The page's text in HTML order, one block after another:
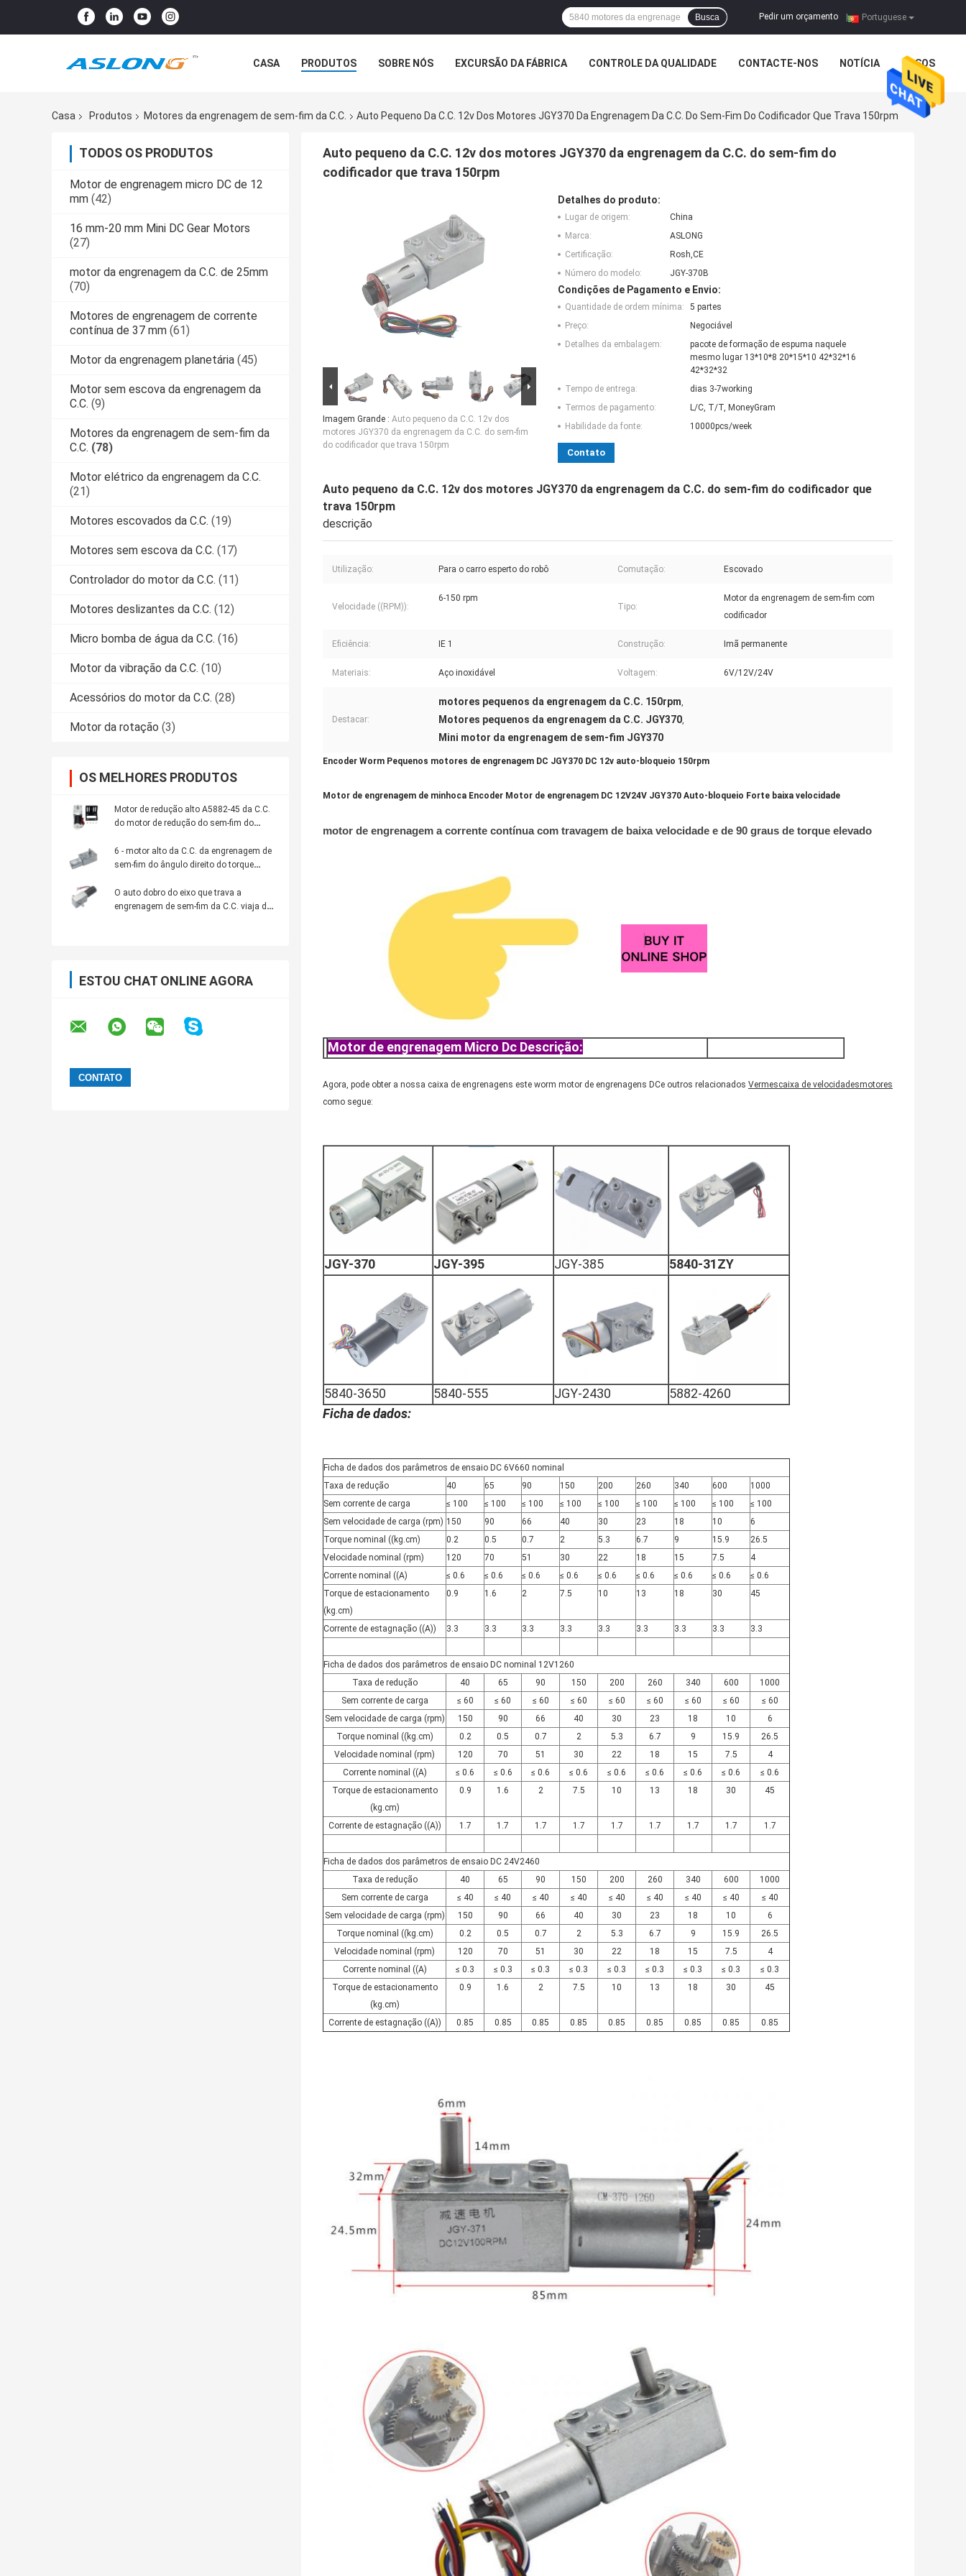
Portuguese
Pedir um orçamento |
Busca
CASA PRODUTOS SOBRE NÓS EXCURSÃO DA FÁBRICA CONTROLE DA QUALIDADE CONTACTE-NOS NOTÍCIA CASOS
Casa Produtos Motores da engrenagem de sem-fim da C.C. Auto Pequeno Da C.C. 12v Dos Motores JGY370 Da Engrenagem Da C.C. Do Sem-Fim Do Codificador Que Trava 150rpm
TODOS OS PRODUTOS
Motor de engrenagem micro DC de 12
mm (42)
16 mm-20 mm Mini DC Gear Motors
(27)
motor da engrenagem da C.C. de 25mm
(70)
Motores de engrenagem de corrente
contínua de 37 mm (61)
Motor da engrenagem planetária (45)
Motor sem escova da engrenagem da
C.C. (9)
Motores da engrenagem de sem-fim da
C.C. (78)
Motor elétrico da engrenagem da C.C.
(21)
Motores escovados da C.C. (19)
Motores sem escova da C.C. (17)
Controlador do motor da C.C. (11)
Motores deslizantes da C.C. (12)
Micro bomba de água da C.C. (16)
Motor da vibração da C.C. (10)
Acessórios do motor da C.C. (28)
Motor da rotação (3)
OS MELHORES PRODUTOS
Motor de redução alto A5882-45 da C.C.
do motor de redução do sem-fim do
58*82mm 24V 11-195RPM com de
travamento automático
6 - motor alto da C.C. da engrenagem de
sem-fim do ângulo direito do torque
O auto dobro do eixo que trava a
engrenagem de sem-fim da C.C. viaja de
ESTOU CHAT ONLINE AGORA
Auto pequeno da C.C. 12v dos motores JGY370 da engrenagem da C.C. do sem-fim do
codificador que trava 150rpm
Imagem Grande : Auto pequeno da C.C. 12v dos
motores JGY370 da engrenagem da C.C. do sem-fim
do codificador que trava 150rpm
Detalhes do produto:
Lugar de origem:
China
Marca:
ASLONG
Certificação:
Rosh,CE
Número do modelo:
JGY-370B
Condições de Pagamento e Envio:
Quantidade de ordem mínima:
5 partes
Preço:
Negociável
Detalhes da embalagem:
pacote de formação de espuma naquele
mesmo lugar 13*10*8 20*15*10 42*32*16
42*32*32
Tempo de entrega:
dias 3-7working
Termos de pagamento:
L/C, T/T, MoneyGram
Habilidade da fonte:
10000pcs/week
Contato
Auto pequeno da C.C. 12v dos motores JGY370 da engrenagem da C.C. do sem-fim do codificador que
trava 150rpm
descrição
Utilização: Para o carro esperto do robô Comutação: Escovado
Velocidade ((RPM)):
6-150 rpm
Tipo:
Motor da engrenagem de sem-fim com
codificador
Eficiência: IE 1 Construção: Imã permanente
Materiais: Aço inoxidável Voltagem: 6V/12V/24V
Destacar:
motores pequenos da engrenagem da C.C. 150rpm,
Motores pequenos da engrenagem da C.C. JGY370,
Mini motor da engrenagem de sem-fim JGY370
Encoder Worm Pequenos motores de engrenagem DC JGY370 DC 12v auto-bloqueio 150rpm
Motor de engrenagem de minhoca Encoder Motor de engrenagem DC 12V24V JGY370 Auto-bloqueio Forte baixa velocidade
motor de engrenagem a corrente contínua com travagem de baixa velocidade e de 90 graus de torque elevado
Motor de engrenagem Micro Dc Descrição:
Agora, pode obter a nossa caixa de engrenagens este worm motor de engrenagens DCe outros relacionados Vermescaixa de velocidadesmotores
como segue:
JGY-370 JGY-395 JGY-385 5840-31ZY
5840-3650 5840-555 JGY-2430
5882-4260
Ficha de dados:
Ficha de dados dos parâmetros de ensaio DC 6V660 nominal
Taxa de redução
40 65 90 150 200 260 340 600
1000
Sem corrente de carga
≤ 100 ≤ 100 ≤ 100 ≤ 100 ≤ 100 ≤ 100 ≤ 100 ≤ 100
≤ 100
Sem velocidade de carga (rpm) 150 90 66 40 30 23 18 10
6
Torque nominal ((kg.cm)
0.2 0.5 0.7 2 5.3 6.7 9 15.9
26.5
Velocidade nominal (rpm)
120 70 51 30 22 18 15 7.5
4
Corrente nominal ((A)
≤ 0.6 ≤ 0.6 ≤ 0.6 ≤ 0.6 ≤ 0.6 ≤ 0.6 ≤ 0.6 ≤ 0.6
≤ 0.6
Torque de estacionamento
(kg.cm)
0.9 1.6 2 7.5 10 13 18 30 45
Corrente de estagnação ((A)) 3.3 3.3 3.3 3.3 3.3 3.3 3.3 3.3 3.3
Ficha de dados dos parâmetros de ensaio DC nominal 12V1260
Taxa de redução
40 65 90 150 200 260 340 600
1000
Sem corrente de carga
≤ 60 ≤ 60 ≤ 60 ≤ 60 ≤ 60 ≤ 60 ≤ 60 ≤ 60
≤ 60
Sem velocidade de carga (rpm)
150 90 66 40 30 23 18 10
6
Torque nominal ((kg.cm)
0.2 0.5 0.7 2 5.3 6.7 9 15.9
26.5
Velocidade nominal (rpm)
120 70 51 30 22 18 15 7.5
4
Corrente nominal ((A)
≤ 0.6 ≤ 0.6 ≤ 0.6 ≤ 0.6 ≤ 0.6 ≤ 0.6 ≤ 0.6 ≤ 0.6
≤ 0.6
Torque de estacionamento
(kg.cm)
0.9 1.6 2 7.5 10 13 18 30 45
Corrente de estagnação ((A)) 1.7 1.7 1.7 1.7 1.7 1.7 1.7 1.7 1.7
Ficha de dados dos parâmetros de ensaio DC 24V2460
Taxa de redução
40 65 90 150 200 260 340 600
1000
Sem corrente de carga
≤ 40 ≤ 40 ≤ 40 ≤ 40 ≤ 40 ≤ 40 ≤ 40 ≤ 40
≤ 40
Sem velocidade de carga (rpm)
150 90 66 40 30 23 18 10
6
Torque nominal ((kg.cm)
0.2 0.5 0.7 2 5.3 6.7 9 15.9
26.5
Velocidade nominal (rpm)
120 70 51 30 22 18 15 7.5
4
Corrente nominal ((A)
≤ 0.3 ≤ 0.3 ≤ 0.3 ≤ 0.3 ≤ 0.3 ≤ 0.3 ≤ 0.3 ≤ 0.3
≤ 0.3
Torque de estacionamento
(kg.cm)
0.9 1.6 2 7.5 10 13 18 30 45
Corrente de estagnação ((A)) 0.85 0.85 0.85 0.85 0.85 0.85 0.85 0.85 0.85